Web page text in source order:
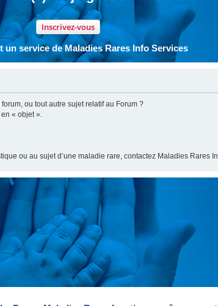
Inscrivez-vous
un service de Maladies Rares Info Services
ou tout autre sujet relatif au Forum ?
« objet ».
ou au sujet d’une maladie rare, contactez Maladies Rares